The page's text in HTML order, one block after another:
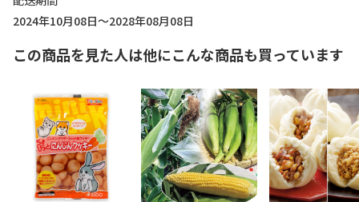
2024年10月08日～2028年08月08日
この商品を見た人は他にこんな商品も買っています